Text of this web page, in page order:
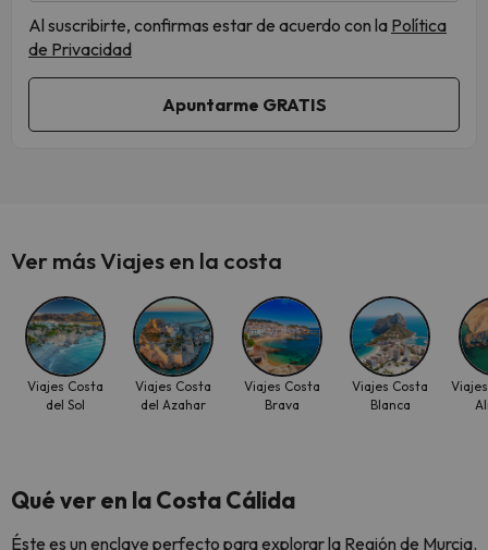
Al suscribirte, confirmas estar de acuerdo con la Política
de Privacidad
Ver más Viajes en la costa
Viajes Costa
del Sol
Viajes Costa
del Azahar
Viajes Costa
Brava
Viajes Costa
Blanca
Qué ver en la Costa Cálida
Éste es un enclave perfecto para explorar la Región de Murcia.